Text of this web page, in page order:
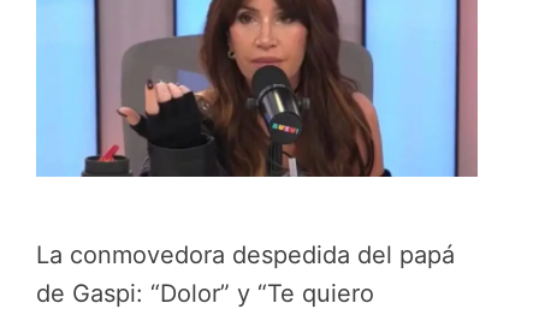
La conmovedora despedida del papá
de Gaspi: “Dolor” y “Te quiero